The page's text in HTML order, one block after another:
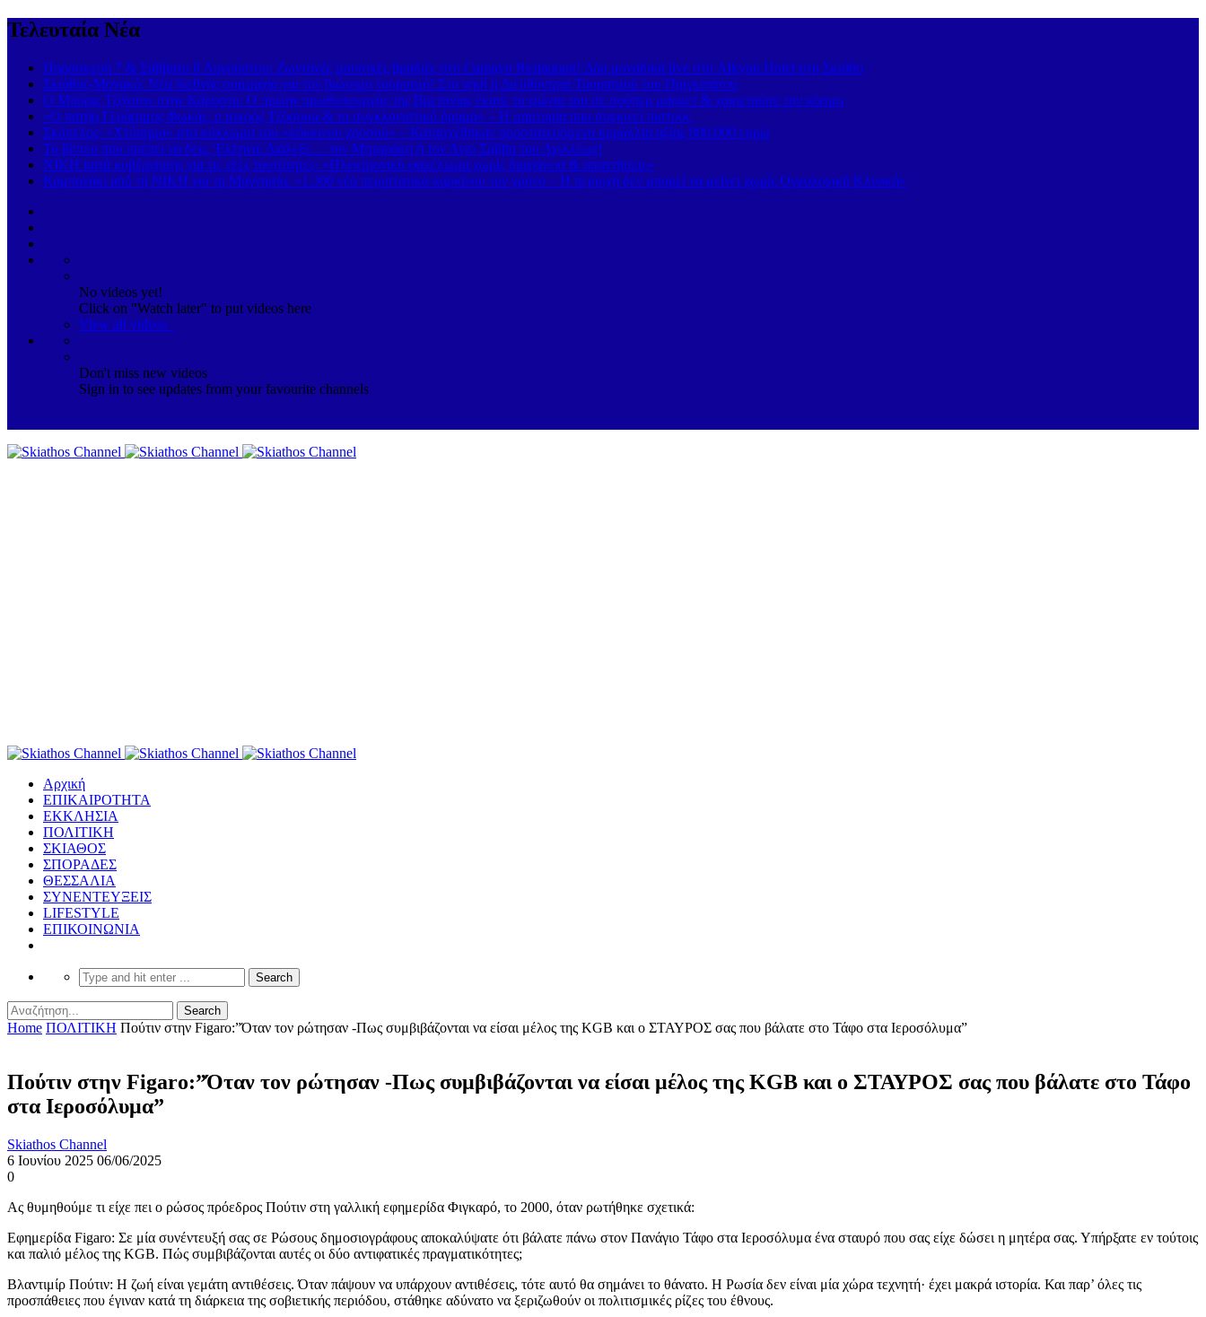
Τελευταία Νέα
Παρασκευή 7 & Σάββατο 8 Αυγούστου: Ζωντανές μουσικές βραδιές στο Carnayo Restaurant! Δύο μοναδικά live στο Alkyon Hotel στη Σκιάθο
Σκιάθος-Μονακό: Νέα διεθνής συμμαχία για τον βιώσιμο τουρισμό! Στο νησί η Διευθύντρια Τουρισμού του Πριγκιπάτου
Ο Μπόρις Τζόνσον στην Κάρυστο: Ο πρώην πρωθυπουργός της Βρετανίας έκανε τα ψώνια του σε σούπερ μάρκετ & χαιρετούσε τον κόσμο
«Ο πατήρ Γεράσιμος Φωκάς, ο μικρός Τζόσουα & το συγκλονιστικό όραμα» – Η μαρτυρία που συγκινεί πιστούς
Σκόπελος: «Χτύπημα» στο κύκλωμα του «κόκκινου χρυσού» – Κατασχέθηκαν προστατευόμενα κοράλλια αξίας 800.000 ευρώ
Το βίντεο που πρέπει να δεις, Έλληνα: Διάλεξε… τον Μηταράκη ή τον Άγιο Σάββα του Αχιλλέως!
ΝΙΚΗ κατά κυβέρνησης για τις νέες ταυτότητες: «Ηλεκτρονικό φακέλωμα χωρίς διαφάνεια & απαντήσεις»
Καμπανάκι από τη ΝΙΚΗ για τη Μαγνησία: «1.300 νέα περιστατικά καρκίνου τον χρόνο – Η περιοχή δεν μπορεί να μείνει χωρίς Ογκολογική Κλινική»
No videos yet!
Click on "Watch later" to put videos here
View all videos
Don't miss new videos
Sign in to see updates from your favourite channels
Αρχική
ΕΠΙΚΑΙΡΟΤΗΤΑ
ΕΚΚΛΗΣΙΑ
ΠΟΛΙΤΙΚΗ
ΣΚΙΑΘΟΣ
ΣΠΟΡΑΔΕΣ
ΘΕΣΣΑΛΙΑ
ΣΥΝΕΝΤΕΥΞΕΙΣ
LIFESTYLE
ΕΠΙΚΟΙΝΩΝΙΑ
Home ΠΟΛΙΤΙΚΗ Πούτιν στην Figaro:”Όταν τον ρώτησαν -Πως συμβιβάζονται να είσαι μέλος της KGB και ο ΣΤΑΥΡΟΣ σας που βάλατε στο Τάφο στα Ιεροσόλυμα”
Πούτιν στην Figaro:”Όταν τον ρώτησαν -Πως συμβιβάζονται να είσαι μέλος της KGB και ο ΣΤΑΥΡΟΣ σας που βάλατε στο Τάφο
στα Ιεροσόλυμα”
Skiathos Channel
6 Ιουνίου 2025 06/06/2025
0
Ας θυμηθούμε τι είχε πει ο ρώσος πρόεδρος Πούτιν στη γαλλική εφημερίδα Φιγκαρό, το 2000, όταν ρωτήθηκε σχετικά:
Εφημερίδα Figaro: Σε μία συνέντευξή σας σε Ρώσους δημοσιογράφους αποκαλύψατε ότι βάλατε πάνω στον Πανάγιο Τάφο στα Ιεροσόλυμα ένα σταυρό που σας είχε δώσει η μητέρα σας. Υπήρξατε εν τούτοις
και παλιό μέλος της ΚGΒ. Πώς συμβιβάζονται αυτές οι δύο αντιφατικές πραγματικότητες;
Βλαντιμίρ Πούτιν: Η ζωή είναι γεμάτη αντιθέσεις. Όταν πάψουν να υπάρχουν αντιθέσεις, τότε αυτό θα σημάνει το θάνατο. Η Ρωσία δεν είναι μία χώρα τεχνητή· έχει μακρά ιστορία. Και παρ’ όλες τις
προσπάθειες που έγιναν κατά τη διάρκεια της σοβιετικής περιόδου, στάθηκε αδύνατο να ξεριζωθούν οι πολιτισμικές ρίζες του έθνους.